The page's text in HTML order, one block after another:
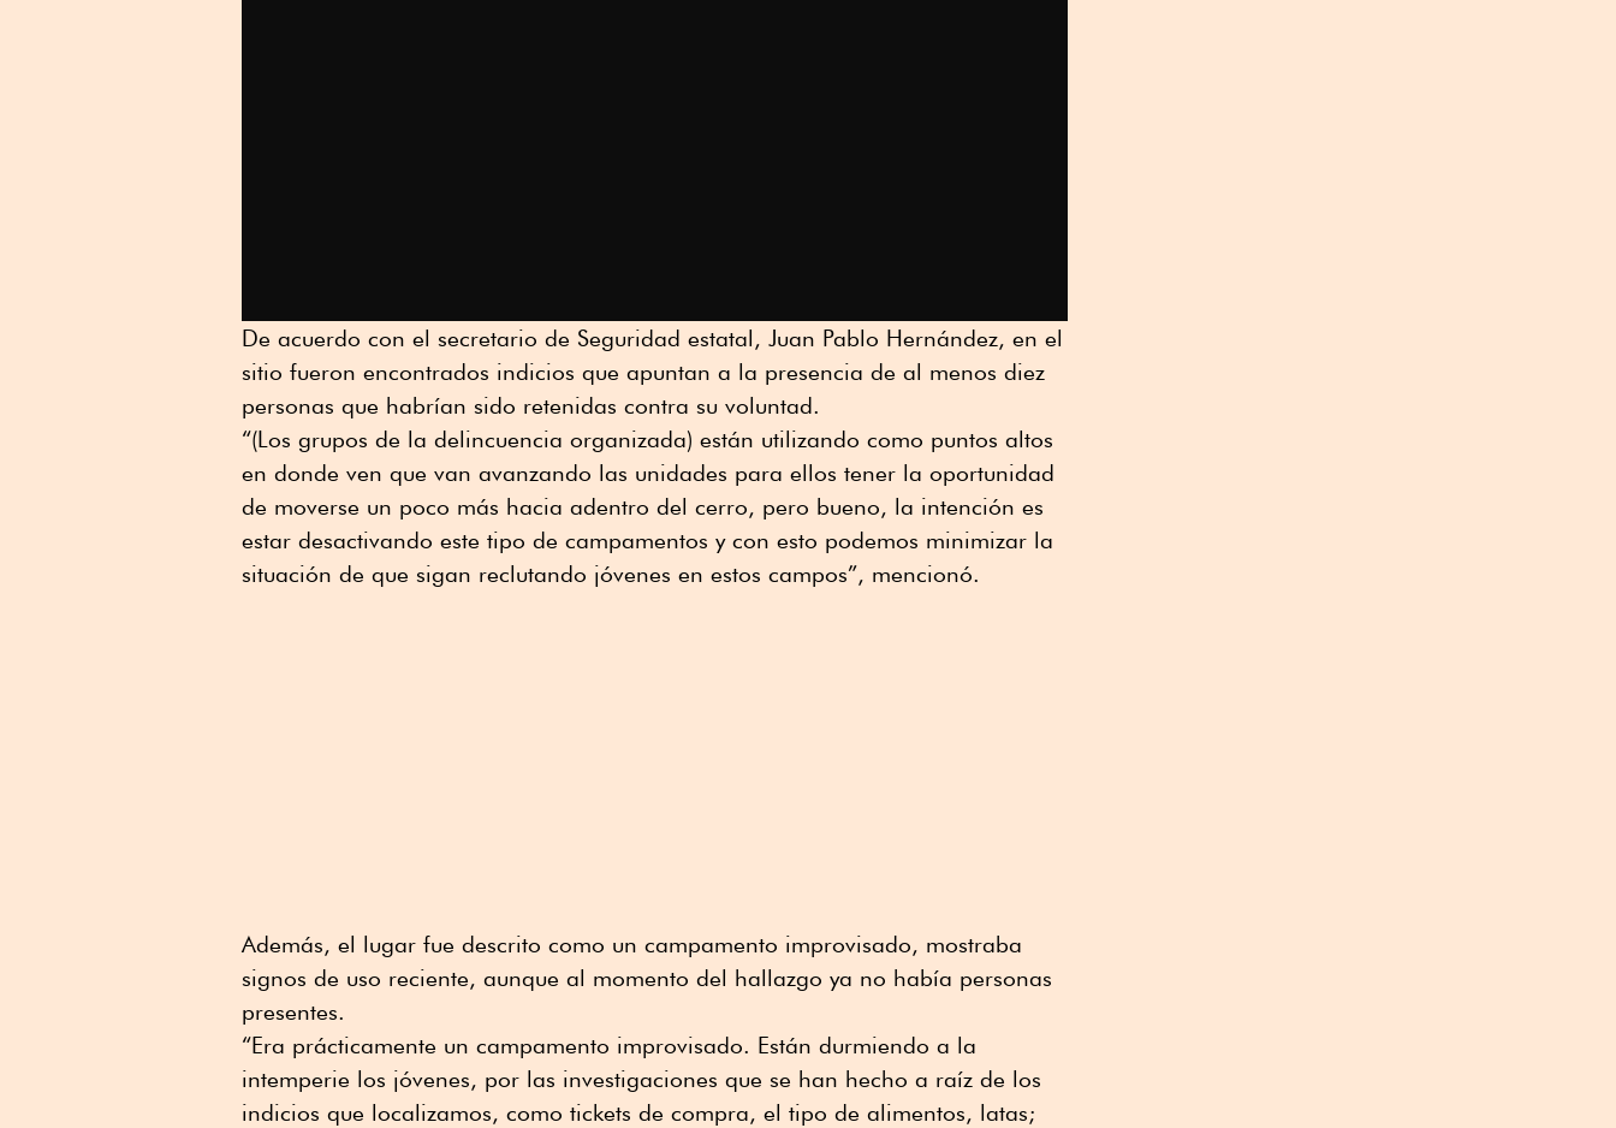
De acuerdo con el secretario de Seguridad estatal, Juan Pablo Hernández, en el
sitio fueron encontrados indicios que apuntan a la presencia de al menos diez
personas que habrían sido retenidas contra su voluntad.
“(Los grupos de la delincuencia organizada) están utilizando como puntos altos
en donde ven que van avanzando las unidades para ellos tener la oportunidad
de moverse un poco más hacia adentro del cerro, pero bueno, la intención es
estar desactivando este tipo de campamentos y con esto podemos minimizar la
situación de que sigan reclutando jóvenes en estos campos”, mencionó.
Además, el lugar fue descrito como un campamento improvisado, mostraba
signos de uso reciente, aunque al momento del hallazgo ya no había personas
presentes.
“Era prácticamente un campamento improvisado. Están durmiendo a la
intemperie los jóvenes, por las investigaciones que se han hecho a raíz de los
indicios que localizamos, como tickets de compra, el tipo de alimentos, latas;